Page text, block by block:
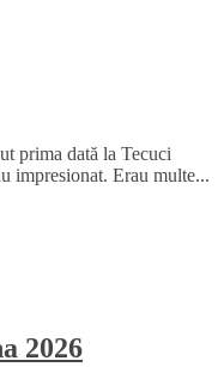
prima dată la Tecuci
impresionat. Erau multe...
2026